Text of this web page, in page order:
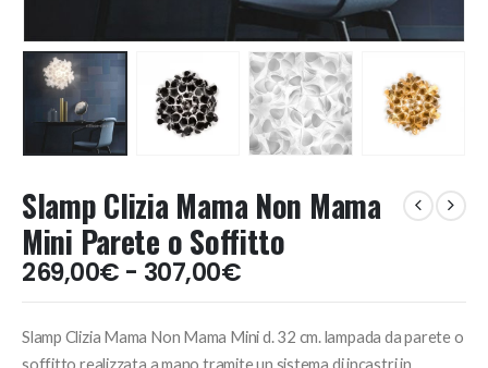
Slamp Clizia Mama Non Mama
Mini Parete o Soffitto
269,00€ - 307,00€Fascia
di
da
Slamp Clizia Mama Non Mama Mini d. 32 cm. lampada da parete o
soffitto realizzata a mano tramite un sistema di incastri in